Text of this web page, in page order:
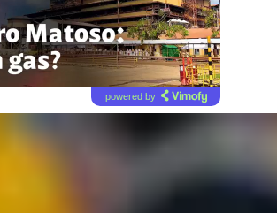
powered by